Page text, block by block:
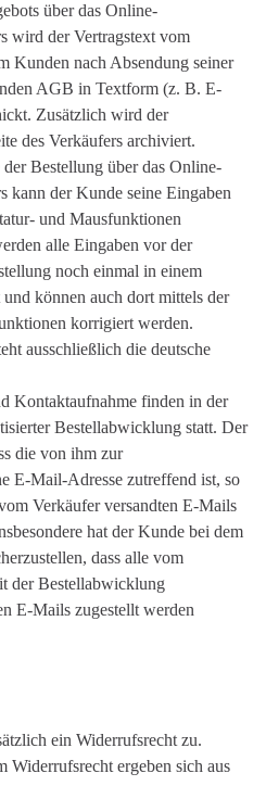
über das Online-
wird der Vertragstext vom
Kunden nach Absendung seiner
AGB in Textform (z. B. E-
Zusätzlich wird der
des Verkäufers archiviert.
Bestellung über das Online-
kann der Kunde seine Eingaben
und Mausfunktionen
alle Eingaben vor der
noch einmal in einem
können auch dort mittels der
korrigiert werden.
ausschließlich die deutsche
Kontaktaufnahme finden in der
Bestellabwicklung statt. Der
die von ihm zur
E-Mail-Adresse zutreffend ist, so
Verkäufer versandten E-Mails
hat der Kunde bei dem
dass alle vom
der Bestellabwicklung
E-Mails zugestellt werden
ein Widerrufsrecht zu.
Widerrufsrecht ergeben sich aus